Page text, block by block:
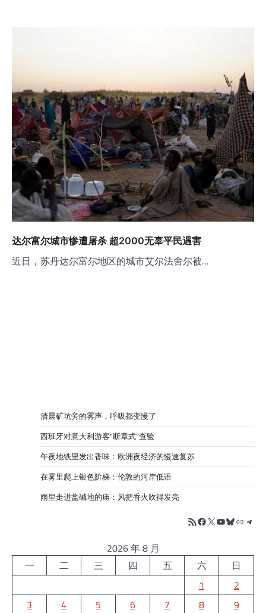
达尔富尔城市惨遭屠杀 超2000无辜平民遇害
近日，苏丹达尔富尔地区的城市艾尔法舍尔被…
清晨矿坑旁的雾声，呼吸都变慢了
西班牙对意大利游客“断章式”查验
午夜地铁里发出香味：欧洲夜经济的慢速复苏
在雾里爬上银色阶梯：伦敦的河岸低语
雨里走进盐碱地的庙：风把香火吹得发亮
RSS FeedFacebook
X YouTube
Bluesky
链接
2026 年 8 月
一
二 三 四 五 六
日
1
2
3
4 5 6 7 8
9